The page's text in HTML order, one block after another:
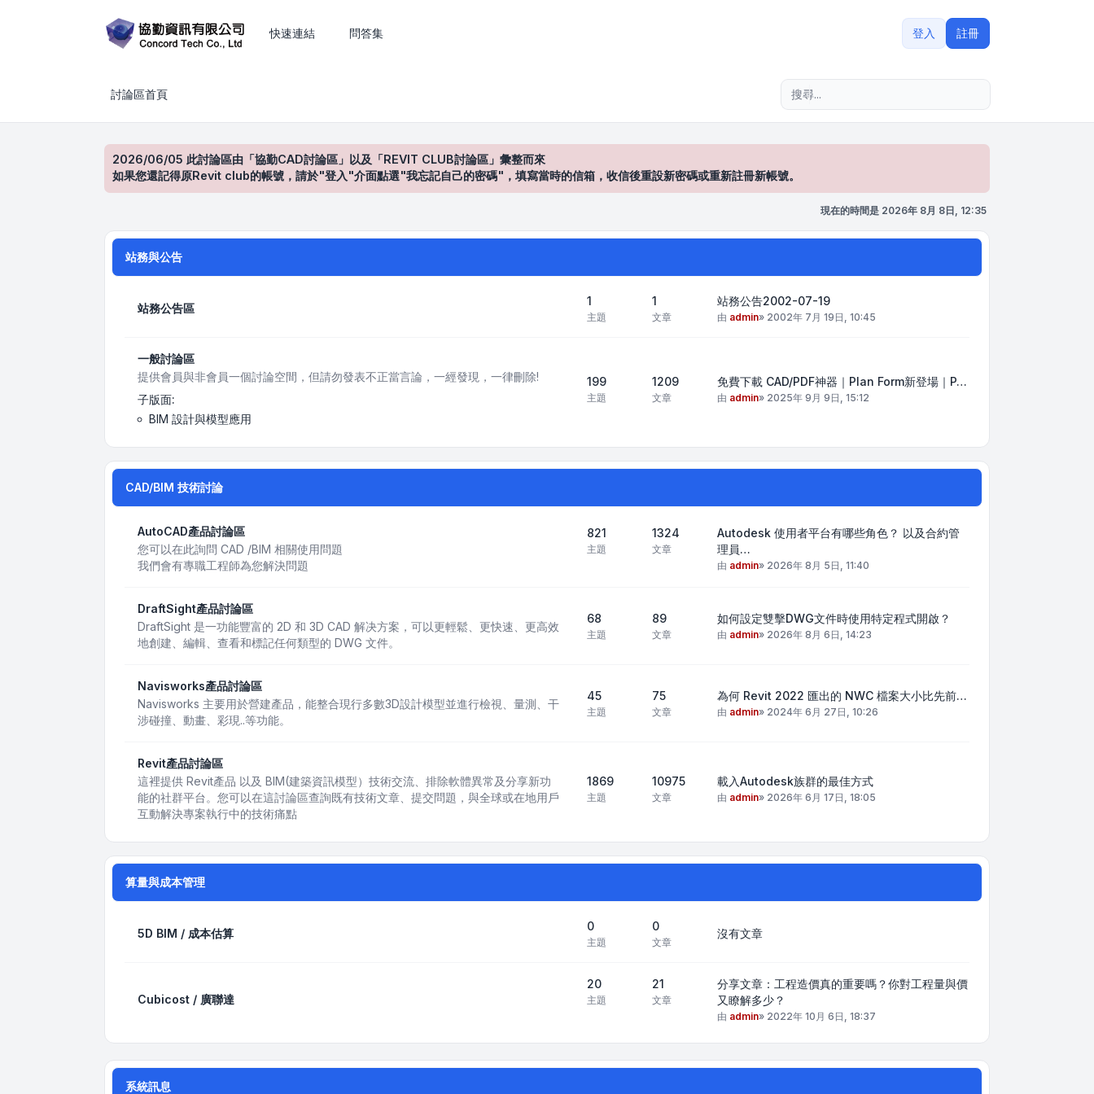
快速連結 問答集 登入 註冊
CAD、BIM、工程估算與建築設計技術討論區
討論區首頁
2026/06/05 此討論區由「協勤CAD討論區」以及「REVIT CLUB討論區」彙整而來
如果您還記得原Revit club的帳號，請於"登入"介面點選"我忘記自己的密碼"，填寫當時的信箱，收信後重設新密碼或重新註冊新帳號。
現在的時間是 2026年 8月 8日, 12:35
站務與公告
站務公告區
1
主題
1
文章
站務公告2002-07-19
由 admin» 2002年 7月 19日, 10:45
一般討論區
提供會員與非會員一個討論空間，但請勿發表不正當言論，一經發現，一律刪除!
子版面:
BIM 設計與模型應用
199
主題
1209
文章
免費下載 CAD/PDF神器｜Plan Form新登場｜P…
由 admin» 2025年 9月 9日, 15:12
CAD/BIM 技術討論
AutoCAD產品討論區
您可以在此詢問 CAD /BIM 相關使用問題
我們會有專職工程師為您解決問題
821
主題
1324
文章
Autodesk 使用者平台有哪些角色？ 以及合約管
理員…
由 admin» 2026年 8月 5日, 11:40
DraftSight產品討論區
DraftSight 是一功能豐富的 2D 和 3D CAD 解决方案，可以更輕鬆、更快速、更高效
地創建、編輯、查看和標記任何類型的 DWG 文件。
68
主題
89
文章
如何設定雙擊DWG文件時使用特定程式開啟？
由 admin» 2026年 8月 6日, 14:23
Navisworks產品討論區
Navisworks 主要用於營建產品，能整合現行多數3D設計模型並進行檢視、量測、干
涉碰撞、動畫、彩現..等功能。
45
主題
75
文章
為何 Revit 2022 匯出的 NWC 檔案大小比先前…
由 admin» 2024年 6月 27日, 10:26
Revit產品討論區
這裡提供 Revit產品 以及 BIM(建築資訊模型）技術交流、排除軟體異常及分享新功
能的社群平台。您可以在這討論區查詢既有技術文章、提交問題，與全球或在地用戶
互動解決專案執行中的技術痛點
1869
主題
10975
文章
載入Autodesk族群的最佳方式
由 admin» 2026年 6月 17日, 18:05
算量與成本管理
5D BIM / 成本估算
0
主題
0
文章
沒有文章
Cubicost / 廣聯達
20
主題
21
文章
分享文章：工程造價真的重要嗎？你對工程量與價
又瞭解多少？
由 admin» 2022年 10月 6日, 18:37
系統訊息